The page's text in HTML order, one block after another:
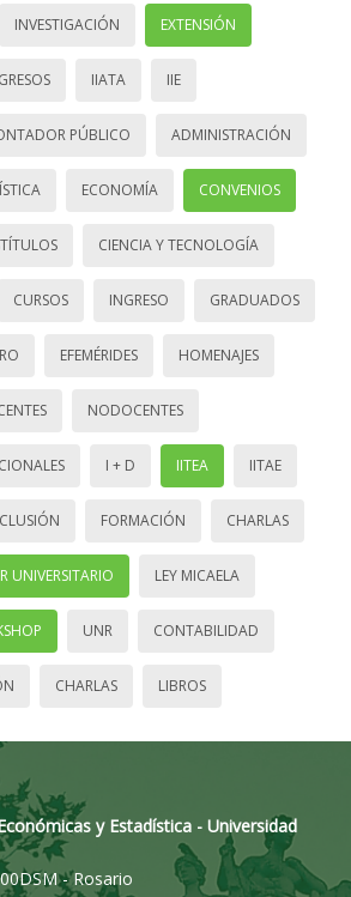
INVESTIGACIÓN EXTENSIÓN
IIATA IIE
PÚBLICO ADMINISTRACIÓN
ECONOMÍA CONVENIOS
CIENCIA Y TECNOLOGÍA
CURSOS INGRESO GRADUADOS
EFEMÉRIDES HOMENAJES
NODOCENTES
I + D IITEA IITAE
FORMACIÓN CHARLAS
UNIVERSITARIO LEY MICAELA
UNR CONTABILIDAD
CHARLAS LIBROS
y Estadística - Universidad
- Rosario